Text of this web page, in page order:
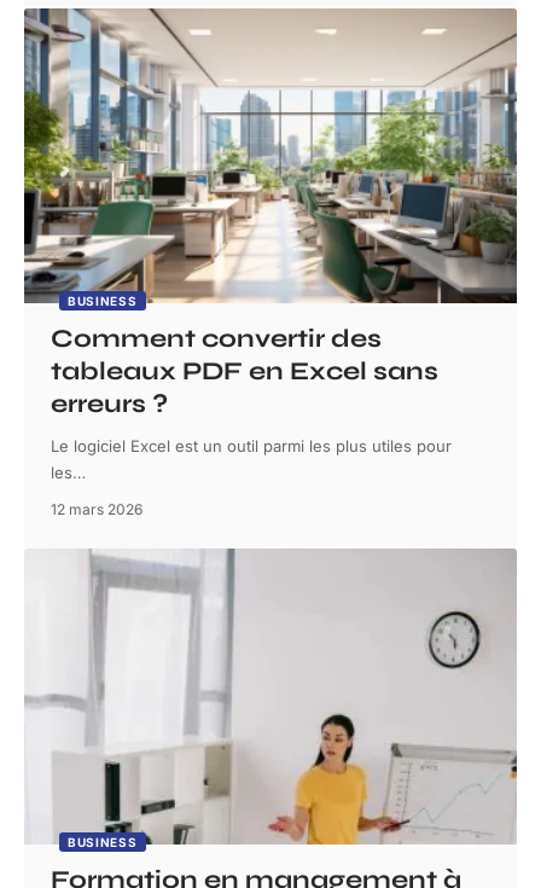
BUSINESS
Comment convertir des
tableaux PDF en Excel sans
erreurs ?
Le logiciel Excel est un outil parmi les plus utiles pour
les…
12 mars 2026
BUSINESS
Formation en management à